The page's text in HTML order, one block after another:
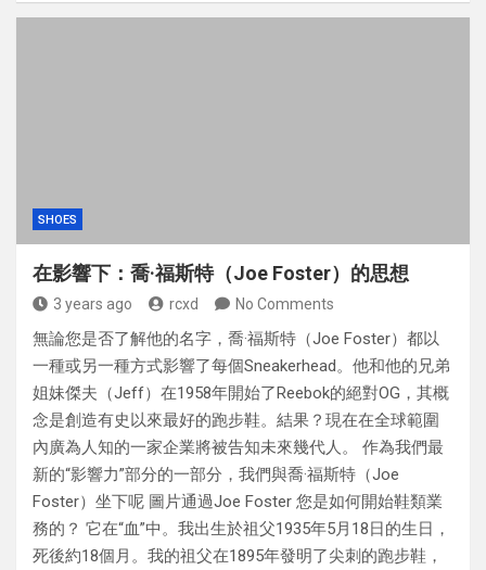
SHOES
在影響下：喬·福斯特（Joe Foster）的思想
3 years ago rcxd No Comments
無論您是否了解他的名字，喬·福斯特（Joe Foster）都以
一種或另一種方式影響了每個Sneakerhead。他和他的兄弟
姐妹傑夫（Jeff）在1958年開始了Reebok的絕對OG，其概
念是創造有史以來最好的跑步鞋。結果？現在在全球範圍
內廣為人知的一家企業將被告知未來幾代人。 作為我們最
新的“影響力”部分的一部分，我們與喬·福斯特（Joe
Foster）坐下呢 圖片通過Joe Foster 您是如何開始鞋類業
務的？ 它在“血”中。我出生於祖父1935年5月18日的生日，
死後約18個月。我的祖父在1895年發明了尖刺的跑步鞋，